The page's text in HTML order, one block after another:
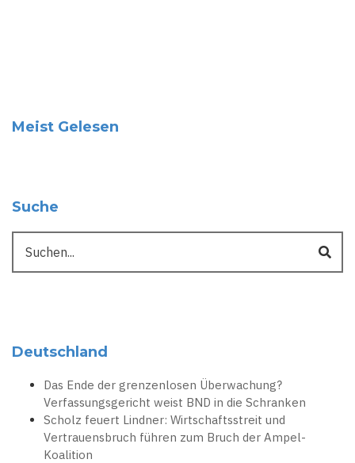
Meist Gelesen
Suche
Deutschland
Das Ende der grenzenlosen Überwachung?
Verfassungsgericht weist BND in die Schranken
Scholz feuert Lindner: Wirtschaftsstreit und
Vertrauensbruch führen zum Bruch der Ampel-
Koalition